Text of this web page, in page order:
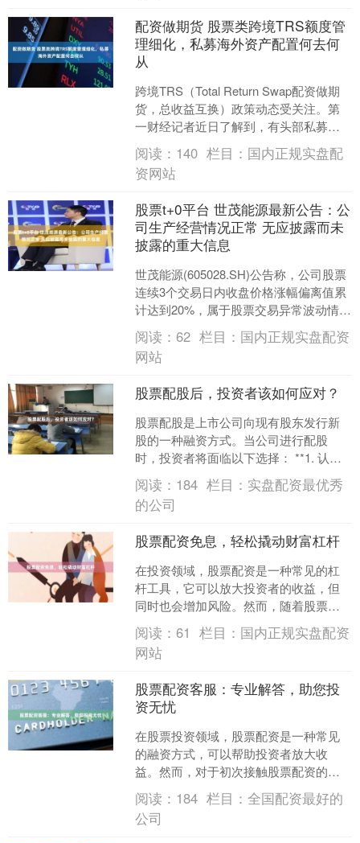
配资做期货 股票类跨境TRS额度管
理细化，私募海外资产配置何去何
从
跨境TRS（Total Return Swap配资做期
货，总收益互换）政策动态受关注。第
一财经记者近日了解到，有头部私募机
构收到券商临时通知，被要求暂停股票
类跨....
阅读： 140 栏目： 国内正规实盘配
资网站
股票t+0平台 世茂能源最新公告：公
司生产经营情况正常 无应披露而未
披露的重大信息
世茂能源(605028.SH)公告称，公司股票
连续3个交易日内收盘价格涨幅偏离值累
计达到20%，属于股票交易异常波动情
形。经自查，公司目前生产经营活动正
常，内外....
阅读：62 栏目： 国内正规实盘配资
网站
股票配股后，投资者该如何应对？
股票配股是上市公司向现有股东发行新
股的一种融资方式。当公司进行配股
时，投资者将面临以下选择： **1. 认购
新股** 认购新股意味着投资者购买公司
发行的额外股票....
阅读： 184 栏目： 实盘配资最优秀
的公司
股票配资免息，轻松撬动财富杠杆
在投资领域，股票配资是一种常见的杠
杆工具，它可以放大投资者的收益，但
同时也会增加风险。然而，随着股票配
资免息时代的到来，投资者可以享受杠
杆带来的好处，同时规避风....
阅读：61 栏目： 国内正规实盘配资
网站
股票配资客服：专业解答，助您投
资无忧
在股票投资领域，股票配资是一种常见
的融资方式，可以帮助投资者放大收
益。然而，对于初次接触股票配资的投
资者来说，难免会遇到各种疑问和困
惑。此时，专业的股票配资客服....
阅读： 184 栏目：全国配资最好的
公司